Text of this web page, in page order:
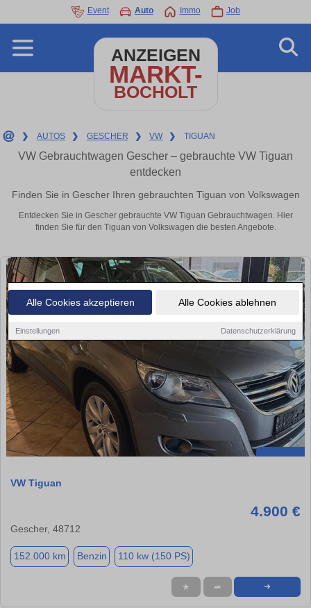
Alle Cookies akzeptieren Alle Cookies ablehnen
Einstellungen Datenschutzerklärung
Event Auto Immo Job
ANZEIGEN
MARKT-
BOCHOLT
❯ AUTOS ❯ GESCHER ❯ VW ❯ TIGUAN
VW Gebrauchtwagen Gescher – gebrauchte VW Tiguan
entdecken
Finden Sie in Gescher Ihren gebrauchten Tiguan von Volkswagen
Entdecken Sie in Gescher gebrauchte VW Tiguan Gebrauchtwagen. Hier
finden Sie für den Tiguan von Volkswagen die besten Angebote.
VW Tiguan
4.900 €
Gescher, 48712
152.000 km Benzin 110 kw (150 PS)
★ ➦ ➜